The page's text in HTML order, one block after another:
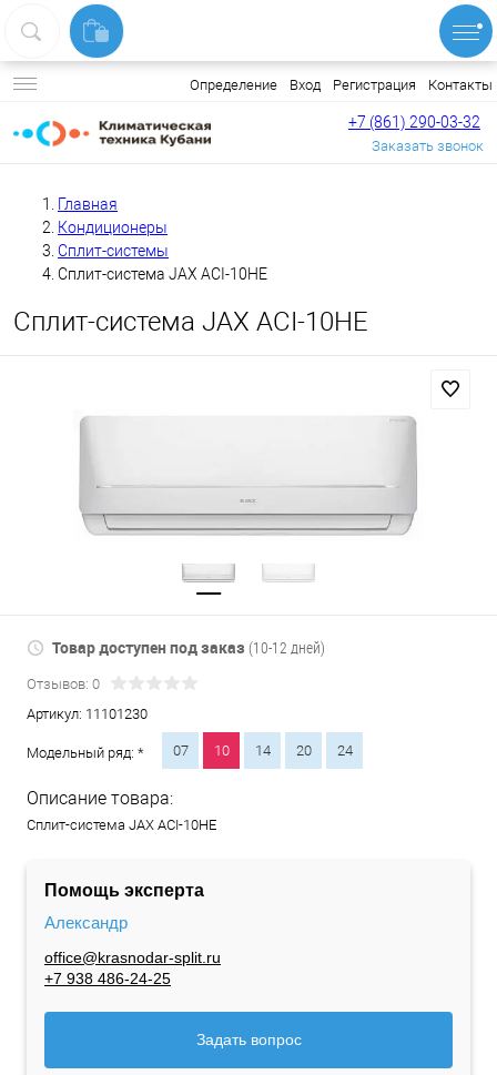
Определение Вход Регистрация Контакты
+7 (861) 290-03-32
Заказать звонок
Главная
Кондиционеры
Сплит-системы
Сплит-система JAX ACI-10HE
Сплит-система JAX ACI-10HE
Товар доступен под заказ (10-12 дней)
Отзывов: 0
Артикул: 11101230
Модельный ряд: * 07 10 14 20 24
Описание товара:
Сплит-система JAX ACI-10HE
Помощь эксперта
Александр
office@krasnodar-split.ru
+7 938 486-24-25
Задать вопрос